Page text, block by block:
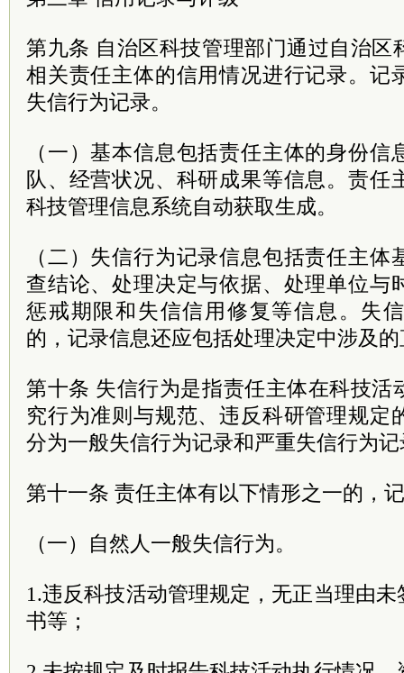
第九条 自治区科技管理部门通过自治区
相关责任主体的信用情况进行记录。记
失信行为记录。
（一）基本信息包括责任主体的身份
队、经营状况、科研成果等信息。责任
科技管理信息系统自动获取生成。
（二）失信行为记录信息包括责任主
查结论、处理决定与依据、处理单位与
惩戒期限和失信信用修复等信息。失
的，记录信息还应包括处理决定中涉及
第十条 失信行为是指责任主体在科技活
究行为准则与规范、违反科研管理规定
分为一般失信行为记录和严重失信行为
第十一条 责任主体有以下情形之一的，
（一）自然人一般失信行为。
1.违反科技活动管理规定，无正当理由
书等；